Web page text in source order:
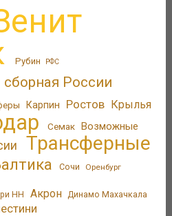
Рубин РФС
сборная России
Карпин Ростов Крылья
Семак Возможные
Трансферные
Сочи Оренбург
НН Акрон Динамо Махачкала